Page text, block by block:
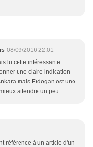
08/09/2016 22:01
lu cette intéressante
une claire indication
mais Erdogan est une
attendre un peu...
référence à un article d'un